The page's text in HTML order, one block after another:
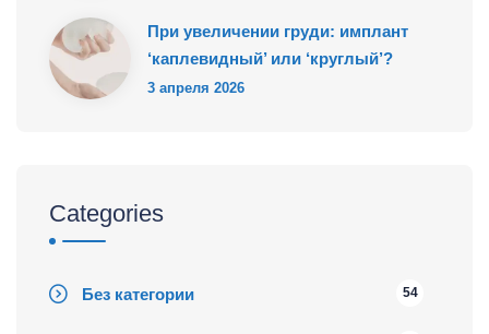
При увеличении груди: имплант
‘каплевидный’ или ‘круглый’?
3 апреля 2026
Categories
Без категории 54